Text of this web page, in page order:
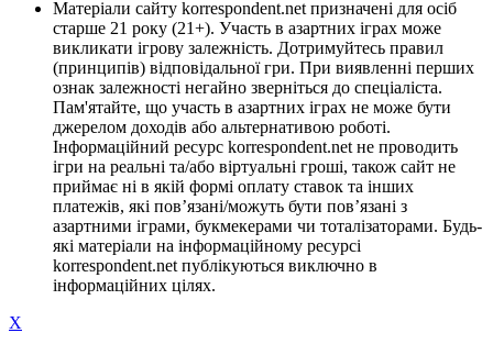
Матеріали сайту korrespondent.net призначені для осіб
старше 21 року (21+). Участь в азартних іграх може
викликати ігрову залежність. Дотримуйтесь правил
(принципів) відповідальної гри. При виявленні перших
ознак залежності негайно зверніться до спеціаліста.
Пам'ятайте, що участь в азартних іграх не може бути
джерелом доходів або альтернативою роботі.
Інформаційний ресурс korrespondent.net не проводить
ігри на реальні та/або віртуальні гроші, також сайт не
приймає ні в якій формі оплату ставок та інших
платежів, які пов’язані/можуть бути пов’язані з
азартними іграми, букмекерами чи тоталізаторами. Будь-
які матеріали на інформаційному ресурсі
korrespondent.net публікуються виключно в
інформаційних цілях.
X